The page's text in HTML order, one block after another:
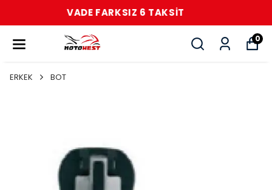
VADE FARKSIZ 6 TAKSİT
0
ERKEK BOT